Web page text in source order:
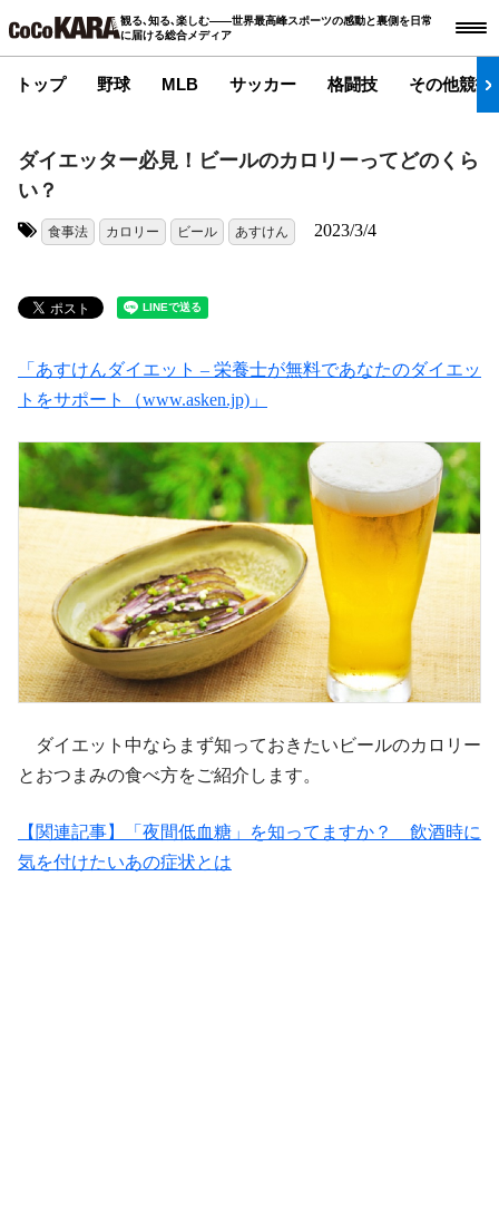
観る､知る､楽しむ――世界最高峰スポーツの感動と裏側を日常
に届ける総合メディア
トップ 野球 MLB サッカー 格闘技 その他競技
ダイエッター必見！ビールのカロリーってどのくら
い？
食事法 カロリー ビール あすけん 2023/3/4
「あすけんダイエット – 栄養士が無料であなたのダイエッ
トをサポート（www.asken.jp)」
ダイエット中ならまず知っておきたいビールのカロリー
とおつまみの食べ方をご紹介します。
【関連記事】「夜間低血糖」を知ってますか？ 飲酒時に
気を付けたいあの症状とは